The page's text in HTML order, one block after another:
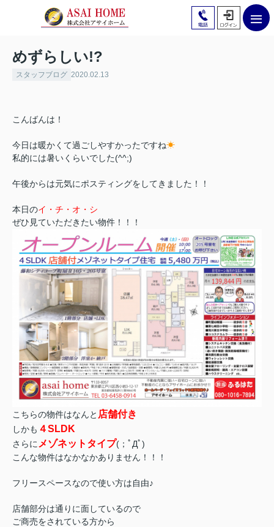
めずらしい!?
スタッフブログ 2020.02.13
こんばんは！
今日は暖かくて過ごしやすかったですね☀
私的には暑いくらいでした(^^;)
午後からは元気にポスティングをしてきました！！
本日のイ・チ・オ・シ
ぜひ見ていただきたい物件！！！
こちらの物件はなんと 店舗付き
しかも ４SLDK
さらに メゾネットタイプ(；ﾟДﾟ)
こんな物件はなかなかありません！！！
フリースペースなので使い方は自由♪
店舗部分は通りに面しているので
ご商売をされている方から